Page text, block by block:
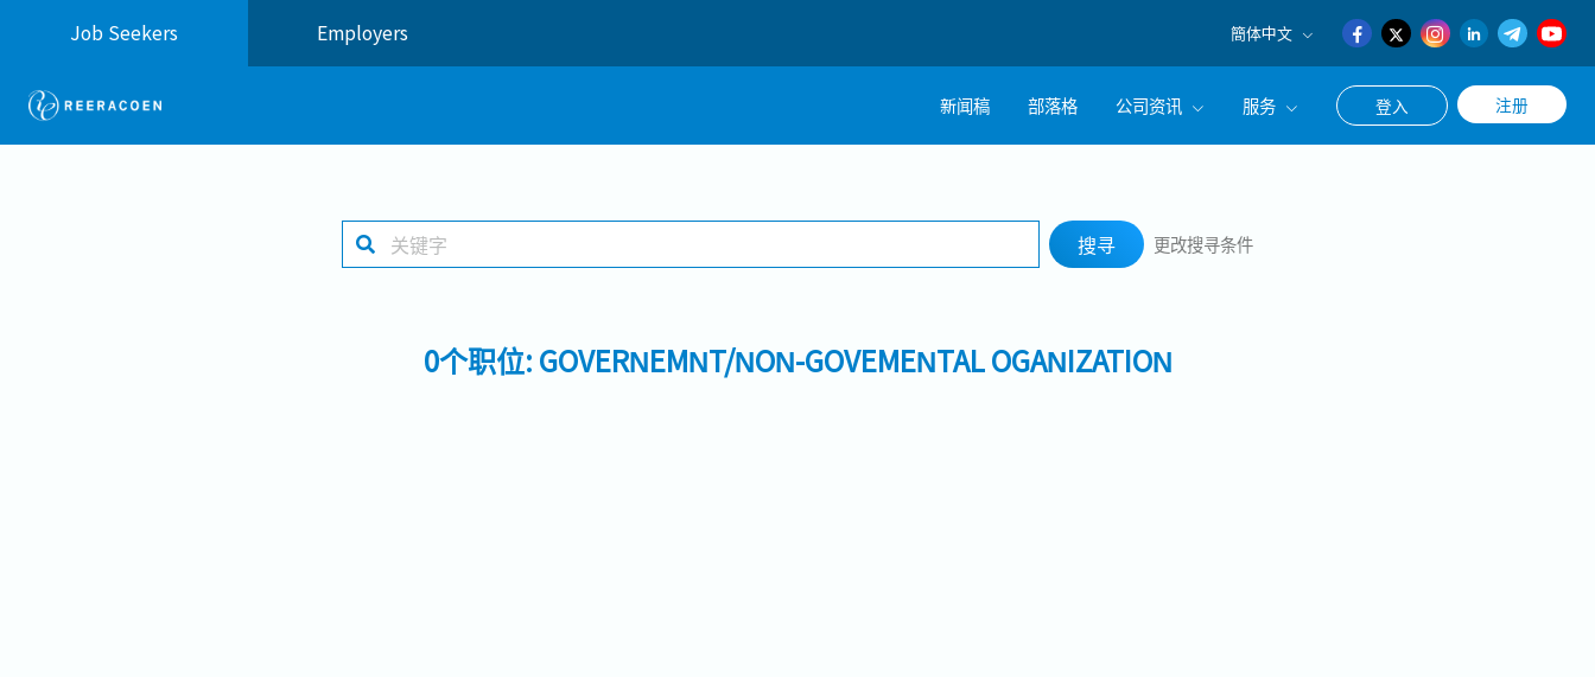
Job Seekers Employers 簡体中文
English
日本語
新闻稿 部落格 公司资讯
经营理念
服务
职涯咨询服务
登入 注册
搜寻
更改搜寻条件
0个职位: GOVERNEMNT/NON-GOVEMENTAL OGANIZATION